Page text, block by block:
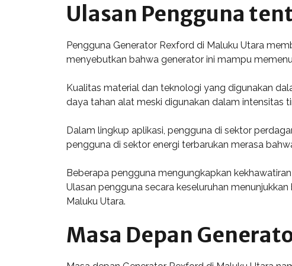
Ulasan Pengguna
Pengguna Generator Rexford di Maluku Utara
menyebutkan bahwa generator ini mampu
Kualitas material dan teknologi yang digunakan
daya tahan alat meski digunakan dalam intensitas
Dalam lingkup aplikasi, pengguna di sektor
pengguna di sektor energi terbarukan merasa
Beberapa pengguna mengungkapkan
Ulasan pengguna secara keseluruhan
Maluku Utara.
Masa Depan